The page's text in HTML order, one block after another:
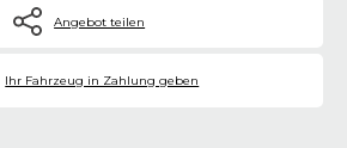
Angebot teilen
Ihr Fahrzeug in Zahlung geben